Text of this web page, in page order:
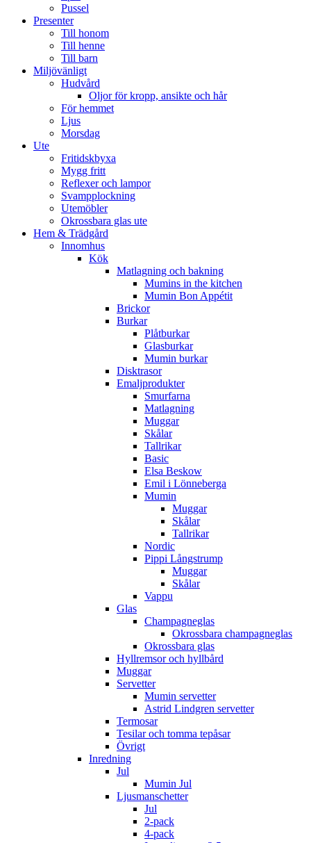
Pussel
Presenter
Till honom
Till henne
Till barn
Miljövänligt
Hudvård
Oljor för kropp, ansikte och hår
För hemmet
Ljus
Morsdag
Ute
Fritidskbyxa
Mygg fritt
Reflexer och lampor
Svampplockning
Utemöbler
Okrossbara glas ute
Hem & Trädgård
Innomhus
Kök
Matlagning och bakning
Mumins in the kitchen
Mumin Bon Appétit
Brickor
Burkar
Plåtburkar
Glasburkar
Mumin burkar
Disktrasor
Emaljprodukter
Smurfarna
Matlagning
Muggar
Skålar
Tallrikar
Basic
Elsa Beskow
Emil i Lönneberga
Mumin
Muggar
Skålar
Tallrikar
Nordic
Pippi Långstrump
Muggar
Skålar
Vappu
Glas
Champagneglas
Okrossbara champagneglas
Okrossbara glas
Hyllremsor och hyllbård
Muggar
Servetter
Mumin servetter
Astrid Lindgren servetter
Termosar
Tesilar och tomma tepåsar
Övrigt
Inredning
Jul
Mumin Jul
Ljusmanschetter
Jul
2-pack
4-pack